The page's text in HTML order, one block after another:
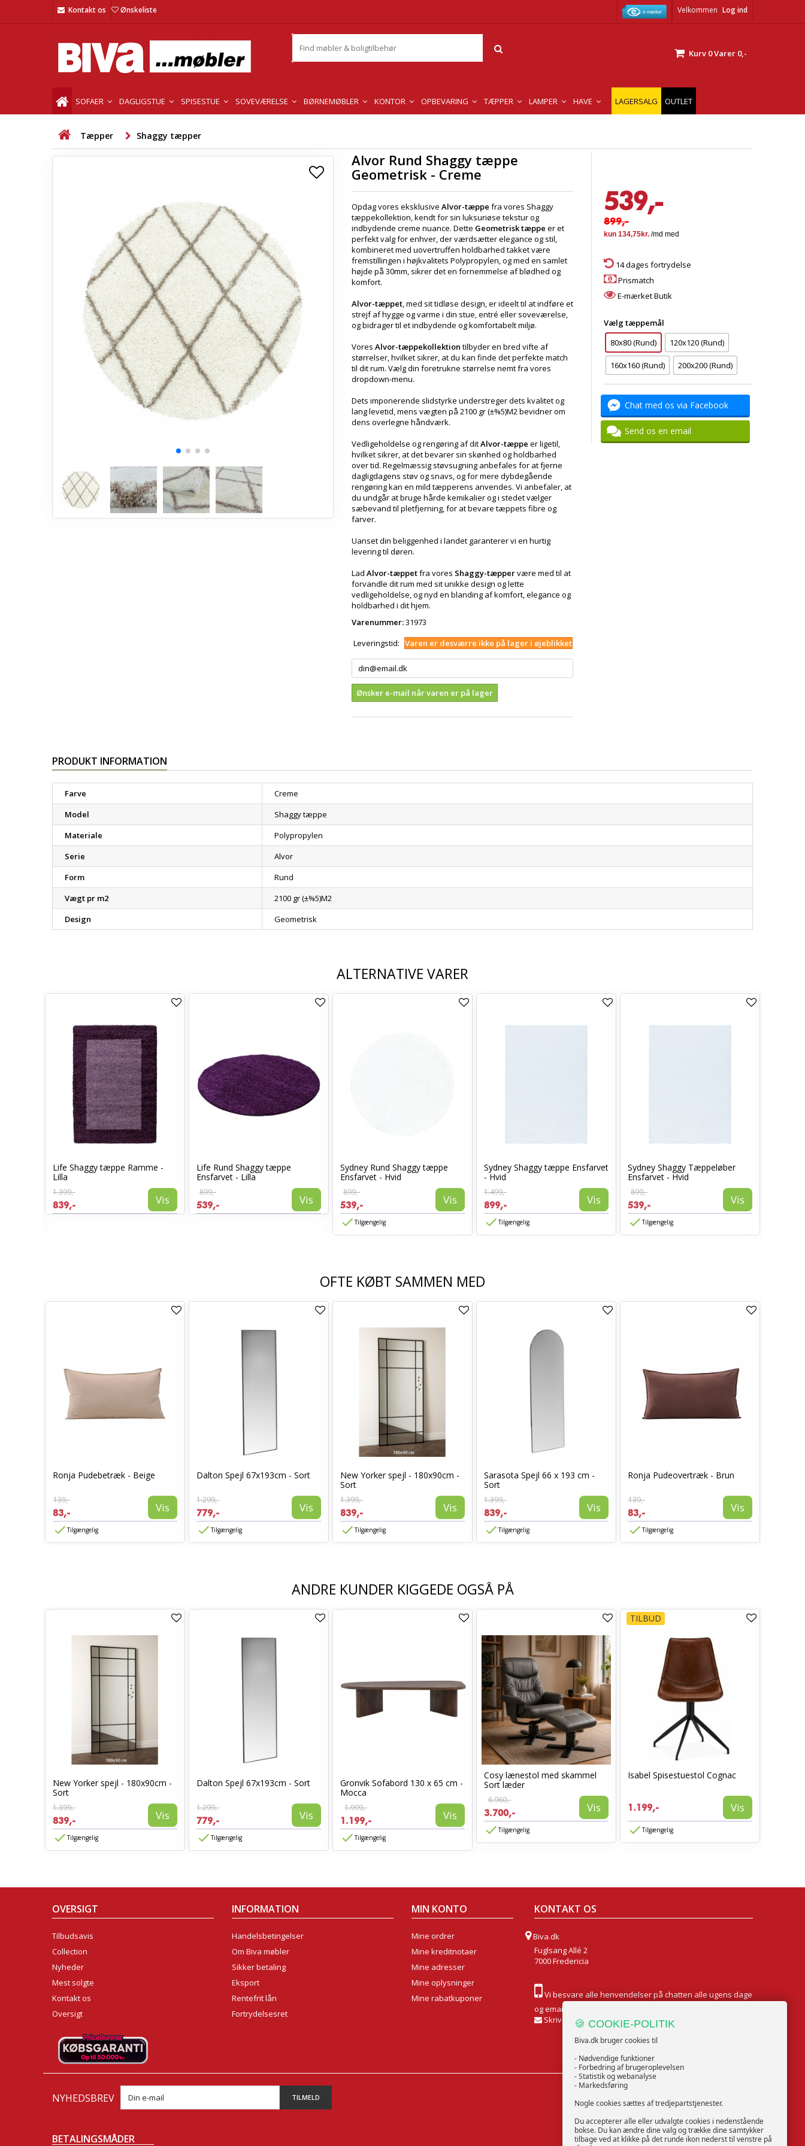
Velkommen Log ind
Kontakt os Ønskeliste
Kurv 0Varer 0,-
SOFAER DAGLIGSTUE SPISESTUE SOVEVÆRELSE BØRNEMØBLER KONTOR OPBEVARING TÆPPER LAMPER HAVE LAGERSALG OUTLET
Tæpper Shaggy tæpper
Alvor Rund Shaggy tæppe
Geometrisk - Creme
Opdag vores eksklusive Alvor-tæppe fra vores Shaggy
tæppekollektion, kendt for sin luksuriøse tekstur og
indbydende creme nuance. Dette Geometrisk tæppe er et
perfekt valg for enhver, der værdsætter elegance og stil,
kombineret med uovertruffen holdbarhed takket være
fremstillingen i højkvalitets Polypropylen, og med en samlet
højde på 30mm, sikrer det en fornemmelse af blødhed og
komfort.
Alvor-tæppet, med sit tidløse design, er ideelt til at indføre et
strejf af hygge og varme i din stue, entré eller soveværelse,
og bidrager til et indbydende og komfortabelt miljø.
Vores Alvor-tæppekollektion tilbyder en bred vifte af
størrelser, hvilket sikrer, at du kan finde det perfekte match
til dit rum. Vælg din foretrukne størrelse nemt fra vores
dropdown-menu.
Dets imponerende slidstyrke understreger dets kvalitet og
lang levetid, mens vægten på 2100 gr (±%5)M2 bevidner om
dens overlegne håndværk.
Vedligeholdelse og rengøring af ditAlvor-tæppe er ligetil,
hvilket sikrer, at det bevarer sin skønhed og holdbarhed
over tid. Regelmæssig støvsugning anbefales for at fjerne
dagligdagens støv og snavs, og for mere dybdegående
rengøring kan en mild tæpperens anvendes. Vi anbefaler, at
du undgår at bruge hårde kemikalier og i stedet vælger
sæbevand til pletfjerning, for at bevare tæppets fibre og
farver.
Uanset din beliggenhed i landet garanterer vi en hurtig
levering til døren.
Lad Alvor-tæppetfra vores Shaggy-tæppervære med til at
forvandle dit rum med sit unikke design og lette
vedligeholdelse, og nyd en blanding af komfort, elegance og
holdbarhed i dit hjem.
Varenummer:31973
Leveringstid: Varen er desværre ikke på lager i øjeblikket
Ønsker e-mail når varen er på lager
539,-
899,-
14 dages fortrydelse
Prismatch
E-mærket Butik
Vælg tæppemål
80x80 (Rund)
120x120 (Rund)
160x160 (Rund) 200x200 (Rund)
Chat med os via Facebook
Send os en email
PRODUKT INFORMATION
Farve
Creme
Model
Shaggy tæppe
Materiale
Polypropylen
Serie
Alvor
Form
Rund
Vægt pr m2
2100 gr (±%5)M2
Design
Geometrisk
ALTERNATIVE VARER
Life Shaggy tæppe Ramme -
Lilla
1.399,-
839,- Vis
Life Rund Shaggy tæppe
Ensfarvet - Lilla
899,-
539,- Vis
Sydney Rund Shaggy tæppe
Ensfarvet - Hvid
899,-
539,- Vis
Tilgængelig
Sydney Shaggy tæppe Ensfarvet
- Hvid
1.499,-
899,- Vis
Tilgængelig
Sydney Shaggy Tæppeløber
Ensfarvet - Hvid
899,-
539,- Vis
Tilgængelig
OFTE KØBT SAMMEN MED
Ronja Pudebetræk - Beige
139,-
83,- Vis
Tilgængelig
Dalton Spejl 67x193cm - Sort
1.299,-
779,- Vis
Tilgængelig
New Yorker spejl - 180x90cm -
Sort
1.399,-
839,- Vis
Tilgængelig
Sarasota Spejl 66 x 193 cm -
Sort
1.399,-
839,- Vis
Tilgængelig
Ronja Pudeovertræk - Brun
139,-
83,- Vis
Tilgængelig
ANDRE KUNDER KIGGEDE OGSÅ PÅ
New Yorker spejl - 180x90cm -
Sort
1.399,-
839,- Vis
Tilgængelig
Dalton Spejl 67x193cm - Sort
1.299,-
779,- Vis
Tilgængelig
Gronvik Sofabord 130 x 65 cm -
Mocca
1.999,-
1.199,- Vis
Tilgængelig
Cosy lænestol med skammel
Sort læder
6.960,-
3.700,- Vis
Tilgængelig
TILBUD
Isabel Spisestuestol Cognac
1.199,- Vis
Tilgængelig
OVERSIGT
Tilbudsavis
Collection
Nyheder
Mest solgte
Kontakt os
Oversigt
INFORMATION
Handelsbetingelser
Om Biva møbler
Sikker betaling
Eksport
Rentefrit lån
Fortrydelsesret
MIN KONTO
Mine ordrer
Mine kreditnotaer
Mine adresser
Mine oplysninger
Mine rabatkuponer
KONTAKT OS
Biva.dk
Fuglsang Allé 2
7000 Fredericia
Vi besvare alle henvendelser på chatten alle ugens dage
og email Mandag til Fredag
Skriv til os
NYHEDSBREV TILMELD FØLG OS
BETALINGSMÅDER
🍪 COOKIE-POLITIK
Biva.dk bruger cookies til
- Nødvendige funktioner
- Forbedring af brugeroplevelsen
- Statistik og webanalyse
- Markedsføring
Nogle cookies sættes af tredjepartstjenester.
Du accepterer alle eller udvalgte cookies i nedenstående
bokse. Du kan ændre dine valg og trække dine samtykker
tilbage ved at klikke på det runde ikon nederst til venstre på